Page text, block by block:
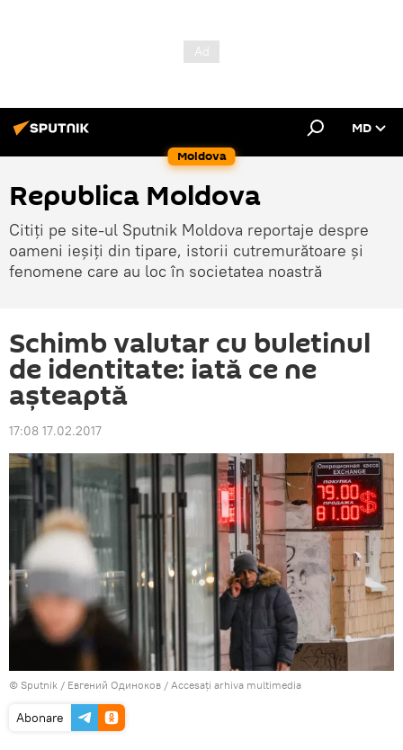
Moldova
MD
Republica Moldova
Citiți pe site-ul Sputnik Moldova reportaje despre
oameni ieșiți din tipare, istorii cutremurătoare și
fenomene care au loc în societatea noastră
Schimb valutar cu buletinul
de identitate: iată ce ne
așteaptă
17:08 17.02.2017
© Sputnik / Евгений Одиноков / Accesați arhiva multimedia
Abonare